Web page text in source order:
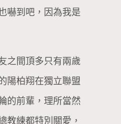
嚇到吧，因為我是
之間頂多只有兩歲
陽柏翔在獨立聯盟
的前輩，理所當然
教練都特別關愛，